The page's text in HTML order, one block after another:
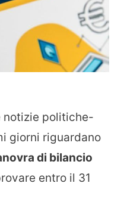
notizie politiche-
giorni riguardano
di bilancio
entro il 31